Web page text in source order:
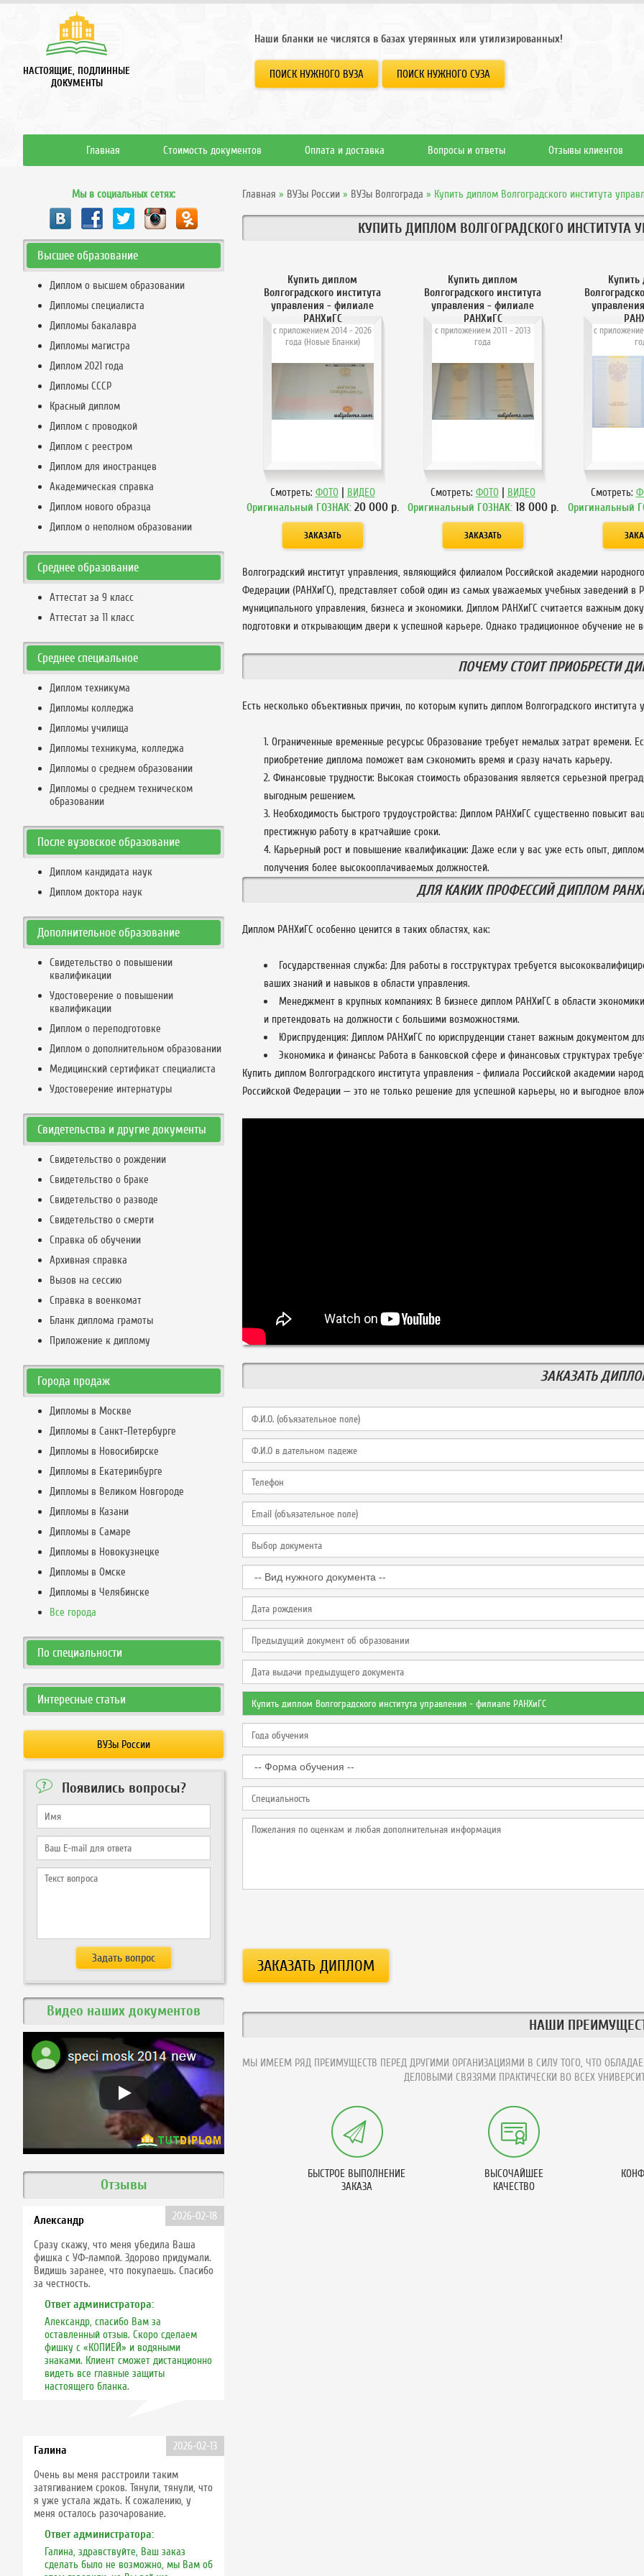
НАСТОЯЩИЕ, ПОДЛИННЫЕ
ДОКУМЕНТЫ
Наши бланки не числятся в базах утерянных или утилизированных!
ПОИСК НУЖНОГО ВУЗА ПОИСК НУЖНОГО СУЗА
Главная Стоимость документов Оплата и доставка Вопросы и ответы Отзывы клиентов
Главная » ВУЗы России » ВУЗы Волгограда » Купить диплом Волгоградского института
КУПИТЬ ДИПЛОМ ВОЛГОГРАДСКОГО ИНСТИТУТА
Купить диплом
Волгоградского института
управления - филиале
РАНХиГС
с приложением 2014 - 2026
года (Новые Бланки)
Смотреть: ФОТО | ВИДЕО
Оригинальный ГОЗНАК: 20 000р.
Купить диплом
Волгоградского института
управления - филиале
РАНХиГС
с приложением 2011 - 2013
года
Смотреть: ФОТО | ВИДЕО
Оригинальный ГОЗНАК: 18 000р.
с
Смотреть:
Оригинальный
Волгоградский институт управления, являющийся филиалом Российской академии
Федерации (РАНХиГС), представляет собой один из самых уважаемых учебных заведений в
муниципального управления, бизнеса и экономики. Диплом РАНХиГС считается важным
подготовки и открывающим двери к успешной карьере. Однако традиционное обучение не
ПОЧЕМУ СТОИТ ПРИОБРЕСТИ
Есть несколько объективных причин, по которым купить диплом Волгоградского
Ограниченные временные ресурсы: Образование требует немалых затрат времени.
приобретение диплома поможет вам сэкономить время и сразу начать карьеру.
Финансовые трудности: Высокая стоимость образования является серьезной
выгодным решением.
Необходимость быстрого трудоустройства: Диплом РАНХиГС существенно повысит
престижную работу в кратчайшие сроки.
Карьерный рост и повышение квалификации: Даже если у вас уже есть опыт,
получения более высокооплачиваемых должностей.
ДЛЯ КАКИХ ПРОФЕССИЙ ДИПЛОМ
Диплом РАНХиГС особенно ценится в таких областях, как:
Государственная служба: Для работы в госструктурах требуется
ваших знаний и навыков в области управления.
Менеджмент в крупных компаниях: В бизнесе диплом РАНХиГС в области
и претендовать на должности с большими возможностями.
Юриспруденция: Диплом РАНХиГС по юриспруденции станет важным документом
Экономика и финансы: Работа в банковской сфере и финансовых структурах
Купить диплом Волгоградского института управления - филиала Российской академии
Российской Федерации — это не только решение для успешной карьеры, но и выгодное
ЗАКАЗАТЬ
НАШИ
МЫ ИМЕЕМ РЯД ПРЕИМУЩЕСТВ ПЕРЕД ДРУГИМИ ОРГАНИЗАЦИЯМИ В СИЛУ ТОГО, ЧТО
ДЕЛОВЫМИ СВЯЗЯМИ ПРАКТИЧЕСКИ ВО ВСЕХ
БЫСТРОЕ ВЫПОЛНЕНИЕ
ЗАКАЗА
ВЫСОЧАЙШЕЕ
КАЧЕСТВО
Мы в социальных сетях:
Высшее образование
Диплом о высшем образовании
Дипломы специалиста
Дипломы бакалавра
Дипломы магистра
Диплом 2021 года
Дипломы СССР
Красный диплом
Диплом с проводкой
Диплом с реестром
Диплом для иностранцев
Академическая справка
Диплом нового образца
Диплом о неполном образовании
Среднее образование
Аттестат за 9 класс
Аттестат за 11 класс
Среднее специальное
Диплом техникума
Дипломы колледжа
Дипломы училища
Дипломы техникума, колледжа
Дипломы о среднем образовании
Дипломы о среднем техническом
образовании
После вузовское образование
Диплом кандидата наук
Диплом доктора наук
Дополнительное образование
Свидетельство о повышении
квалификации
Удостоверение о повышении
квалификации
Диплом о переподготовке
Диплом о дополнительном образовании
Медицинский сертификат специалиста
Удостоверение интернатуры
Свидетельства и другие документы
Свидетельство о рождении
Свидетельство о браке
Свидетельство о разводе
Свидетельство о смерти
Справка об обучении
Архивная справка
Вызов на сессию
Справка в военкомат
Бланк диплома грамоты
Приложение к диплому
Города продаж
Дипломы в Москве
Дипломы в Санкт-Петербурге
Дипломы в Новосибирске
Дипломы в Екатеринбурге
Дипломы в Великом Новгороде
Дипломы в Казани
Дипломы в Самаре
Дипломы в Новокузнецке
Дипломы в Омске
Дипломы в Челябинске
Все города
По специальности
Интересные статьи
ВУЗы России
Появились вопросы?
Видео наших документов
Отзывы
Александр 2026-02-18
Сразу скажу, что меня убедила Ваша
фишка с УФ-лампой. Здорово придумали.
Видишь заранее, что покупаешь. Спасибо
за честность.
Ответ администратора:
Александр, спасибо Вам за
оставленный отзыв. Скоро сделаем
фишку с «КОПИЕЙ» и водяными
знаками. Клиент сможет дистанционно
видеть все главные защиты
настоящего бланка.
Галина 2026-02-13
Очень вы меня расстроили таким
затягиванием сроков. Тянули, тянули, что
я уже устала ждать. К сожалению, у
меня осталось разочарование.
Ответ администратора:
Галина, здравствуйте, Ваш заказ
сделать было не возможно, мы Вам об